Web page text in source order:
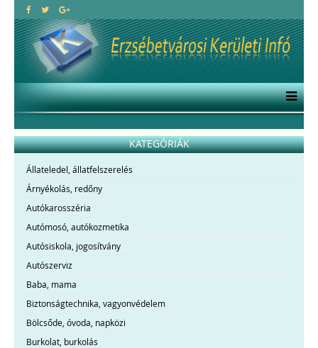
KATEGÓRIÁK
Állateledel, állatfelszerelés
Árnyékolás, redőny
Autókarosszéria
Autómosó, autókozmetika
Autósiskola, jogosítvány
Autószerviz
Baba, mama
Biztonságtechnika, vagyonvédelem
Bölcsőde, óvoda, napközi
Burkolat, burkolás